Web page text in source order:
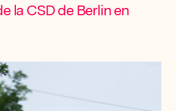
la CSD de Berlin en